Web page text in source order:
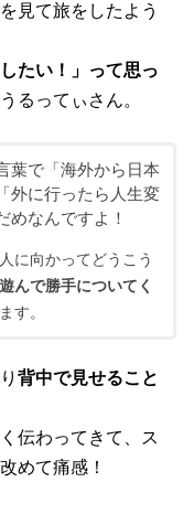
見て旅をしたよう
たい！」って思っ
るってぃさん。
葉で「海外から日本
外に行ったら人生変
めなんですよ！
に向かってどうこう
んで勝手についてく
す。
背中で見せること
伝わってきて、ス
めて痛感！